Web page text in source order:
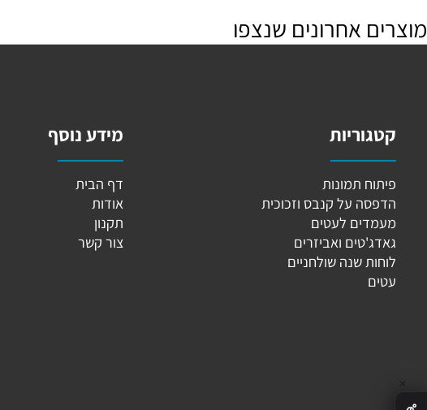
תמונות
על קנבס וזכוכית
לעטים
מידע נוסף
דף הבית